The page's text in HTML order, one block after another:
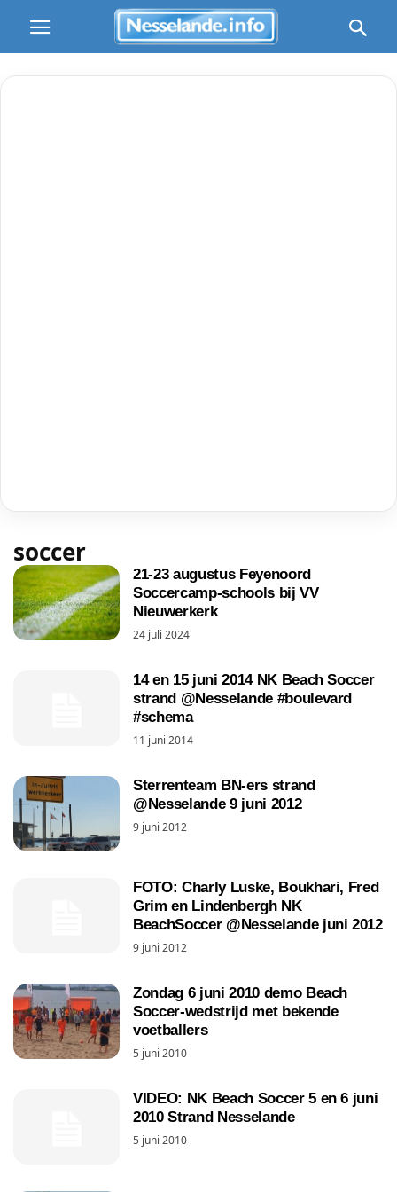
soccer
21-23 augustus Feyenoord
Soccercamp-schools bij VV
Nieuwerkerk
24 juli 2024
14 en 15 juni 2014 NK Beach Soccer
strand @Nesselande #boulevard
#schema
11 juni 2014
Sterrenteam BN-ers strand
@Nesselande 9 juni 2012
9 juni 2012
FOTO: Charly Luske, Boukhari, Fred
Grim en Lindenbergh NK
BeachSoccer @Nesselande juni 2012
9 juni 2012
Zondag 6 juni 2010 demo Beach
Soccer-wedstrijd met bekende
voetballers
5 juni 2010
VIDEO: NK Beach Soccer 5 en 6 juni
2010 Strand Nesselande
5 juni 2010